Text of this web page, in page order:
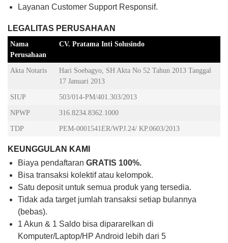
Layanan Customer Support Responsif.
LEGALITAS PERUSAHAAN
Nama
Perusahaan
CV. Pratama Inti Solusindo
Akta Notaris
Hari Soebagyo, SH Akta No 52 Tahun 2013 Tanggal
17 Januari 2013
SIUP 503/014-PM/401.303/2013
NPWP 316.8234.8362.1000
TDP PEM-0001541ER/WPJ.24/ KP.0603/2013
KEUNGGULAN KAMI
Biaya pendaftaran GRATIS 100%.
Bisa transaksi kolektif atau kelompok.
Satu deposit untuk semua produk yang tersedia.
Tidak ada target jumlah transaksi setiap bulannya
(bebas).
1 Akun & 1 Saldo bisa dipararelkan di
Komputer/Laptop/HP Android lebih dari 5